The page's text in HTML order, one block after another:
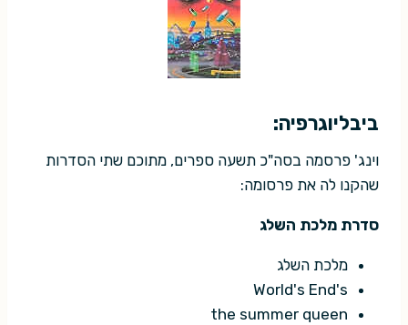
ביבליוגרפיה:
וינג' פרסמה בסה"כ תשעה ספרים, מתוכם שתי הסדרות
שהקנו לה את פרסומה:
סדרת מלכת השלג
מלכת השלג
World's End's
the summer queen